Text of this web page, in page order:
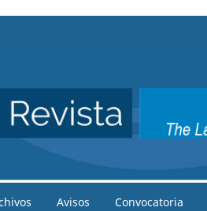
Avisos Convocatoria